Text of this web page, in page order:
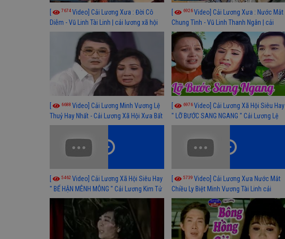
7674Video] Cải Lương Xưa : Đời Cô
Diễm - Vũ Linh Tài Linh | cải lương xã hội
hay nhất
6926Video] Cải Lương Xưa : Nước Mắt
Chung Tình - Vũ Linh Thanh Ngân | cải
lương xã hội hay nhất
6688 Video] Cải Lương Minh Vương Lệ
Thuỷ Hay Nhất - Cải Lương Xã Hội Xưa Bất
Hủ
6976Video] Cải Lương Xã Hội Siêu Hay
" LỠ BƯỚC SANG NGANG " Cải Lương Lệ
Thuỷ, Thanh Tuấn, Hồng Nga
5462 Video] Cải Lương Xã Hội Siêu Hay
" BỂ HẬN MÊNH MÔNG " Cải Lương Kim Tử
Long, Thanh Ngân Hay Nhất
5739 Video] Cải Lương Xưa Nước Mắt
Chiều Ly Biệt Minh Vương Tài Linh cải
lương xã hội hay nhất